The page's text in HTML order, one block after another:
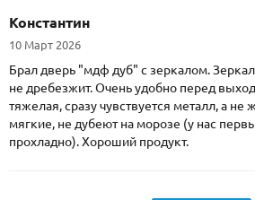
Константин
10 Март 2026
Брал дверь "мдф дуб" с зеркалом.
не дребезжит. Очень удобно перед
тяжелая, сразу чувствуется металл, а не
мягкие, не дубеют на морозе (у нас
прохладно). Хороший продукт.